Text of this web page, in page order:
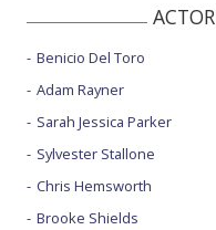
Benicio Del Toro
Adam Rayner
Sarah Jessica Parker
Sylvester Stallone
Chris Hemsworth
Brooke Shields